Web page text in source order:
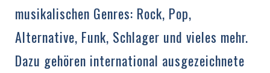
musikalischen Genres: Rock, Pop,
Alternative, Funk, Schlager und vieles mehr.
Dazu gehören international ausgezeichnete